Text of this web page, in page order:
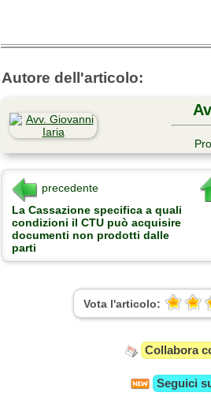
Autore dell'articolo:
precedente
La Cassazione specifica a quali
condizioni il CTU può acquisire
documenti non prodotti dalle
parti
Vota l'articolo:
Collabora
Seguici